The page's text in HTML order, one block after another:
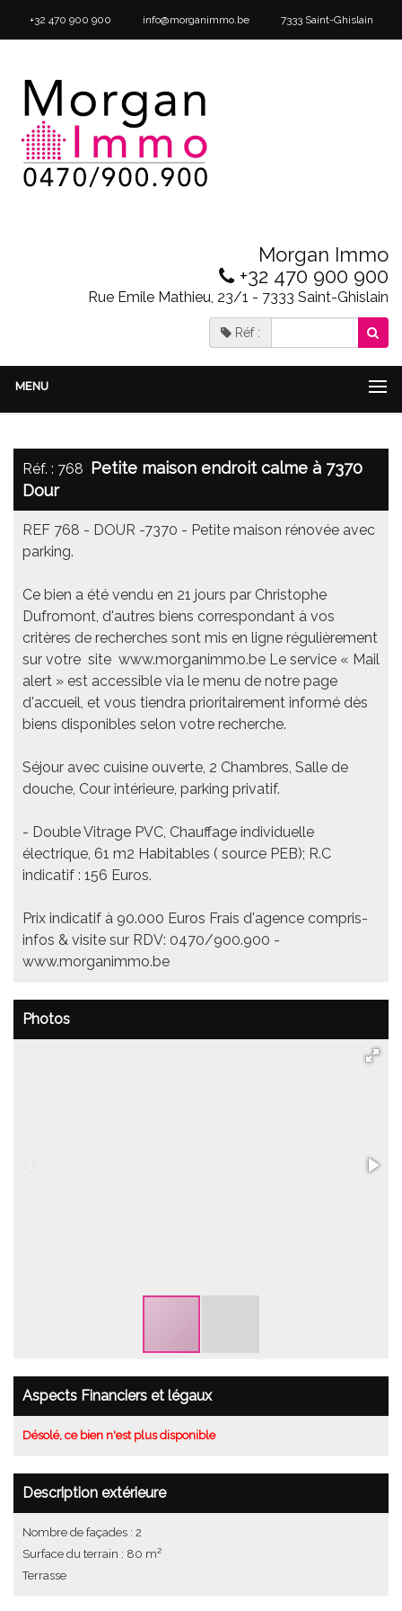
+32 470 900 900 info@morganimmo.be 7333 Saint-Ghislain
Morgan Immo
+32 470 900 900
Rue Emile Mathieu, 23/1 - 7333 Saint-Ghislain
Réf :
MENU
Réf. : 768 Petite maison endroit calme à 7370
Dour
REF 768 - DOUR -7370 - Petite maison rénovée avec
parking.
Ce bien a été vendu en 21 jours par Christophe
Dufromont, d'autres biens correspondant à vos
critères de recherches sont mis en ligne régulièrement
sur votre site www.morganimmo.be Le service « Mail
alert » est accessible via le menu de notre page
d'accueil, et vous tiendra prioritairement informé dès
biens disponibles selon votre recherche.
Séjour avec cuisine ouverte, 2 Chambres, Salle de
douche, Cour intérieure, parking privatif.
- Double Vitrage PVC, Chauffage individuelle
électrique, 61 m2 Habitables ( source PEB); R.C
indicatif : 156 Euros.
Prix indicatif à 90.000 Euros Frais d'agence compris-
infos & visite sur RDV: 0470/900.900 -
www.morganimmo.be
Photos
Aspects Financiers et légaux
Désolé, ce bien n'est plus disponible
Description extérieure
Nombre de façades : 2
Surface du terrain : 80 m²
Terrasse